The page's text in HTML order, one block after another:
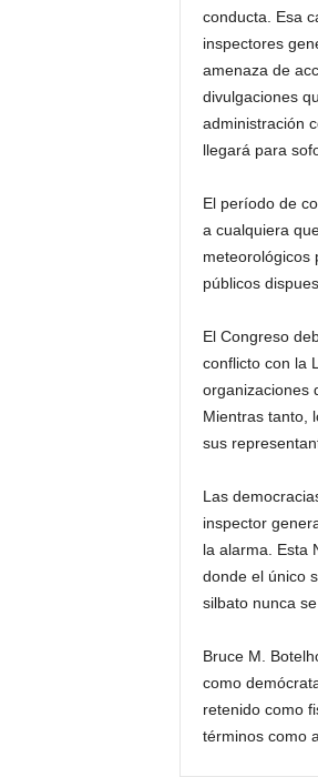
conducta. Esa
inspectores
amenaza de
divulgaciones
administración
llegará para
El período de
a cualquiera
meteorológicos
públicos
El Congreso
conflicto con la
organizaciones
Mientras tanto,
sus
Las
inspector
la alarma. Esta
donde el único
silbato nunca
Bruce M.
como
retenido como
términos como